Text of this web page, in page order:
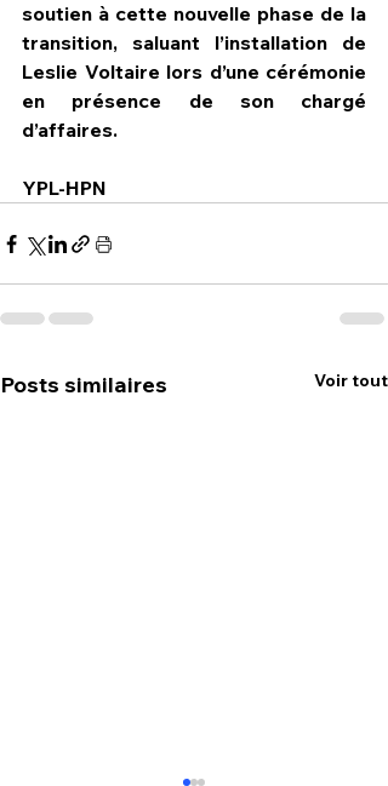
soutien à cette nouvelle phase de la
transition, saluant l’installation de
Leslie Voltaire lors d’une cérémonie
en présence de son chargé
d’affaires.
YPL-HPN
Posts similaires Voir tout